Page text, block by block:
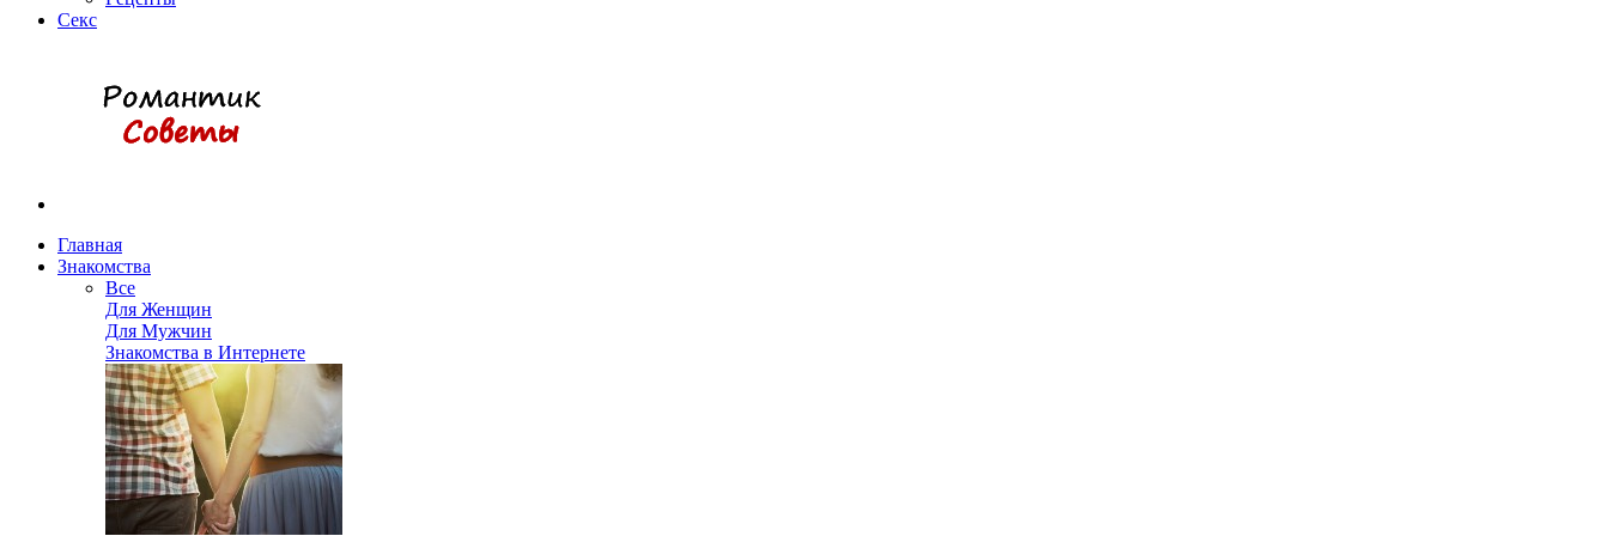
Секс
Главная
Знакомства
Все
Для Женщин
Для Мужчин
Знакомства в Интернете